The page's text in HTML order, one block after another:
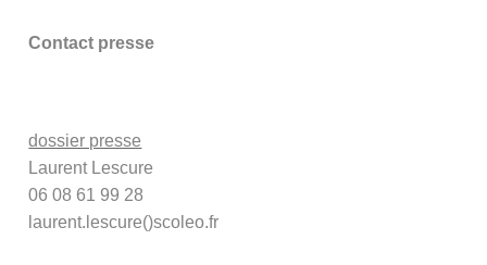
Contact presse
dossier presse
Laurent Lescure
06 08 61 99 28
laurent.lescure()scoleo.fr